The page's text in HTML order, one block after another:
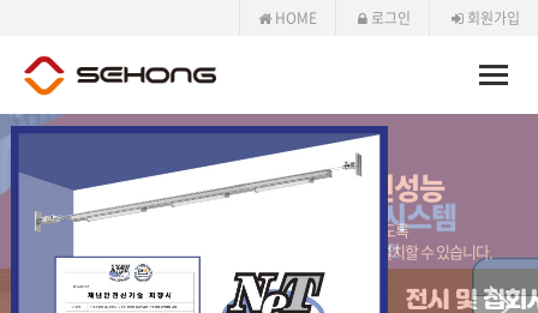
HOME 로그인 회원가입
Toggle
배관+배선+접속구 일체형 시스템
간단한 체결로 노출가변형 조립공법을 실현한
새로운 조립공법 시스템입니다.
바로가기